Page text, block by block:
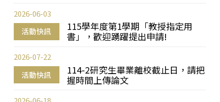
活動快訊
115學年度第1學期「教授指定用
書」，歡迎踴躍提出申請!
2026-06-03
活動快訊
114-2研究生畢業離校截止日，請把
握時間上傳論文
2026-07-22